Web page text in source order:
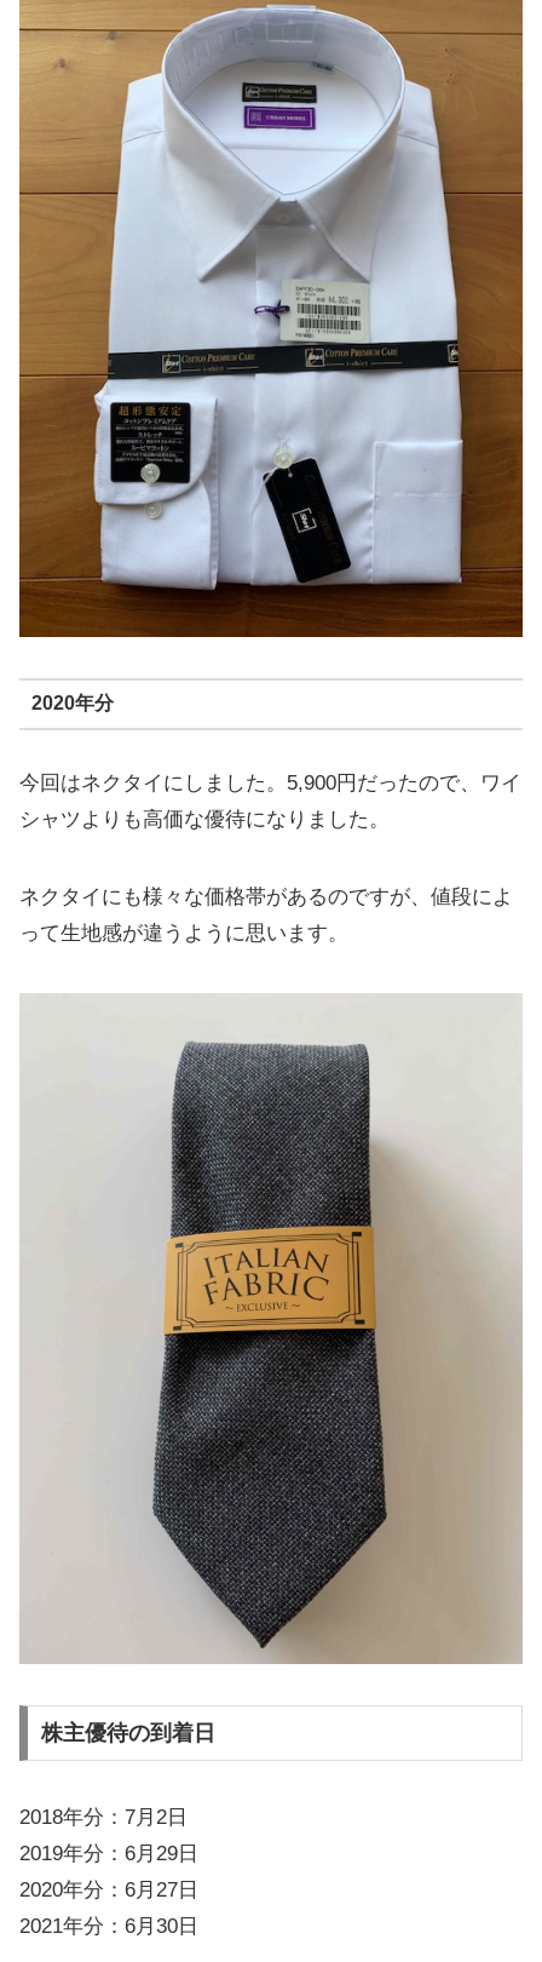
2020年分
今回はネクタイにしました。5,900円だったので、ワイ
シャツよりも高価な優待になりました。
ネクタイにも様々な価格帯があるのですが、値段によ
って生地感が違うように思います。
株主優待の到着日
2018年分：7月2日
2019年分：6月29日
2020年分：6月27日
2021年分：6月30日